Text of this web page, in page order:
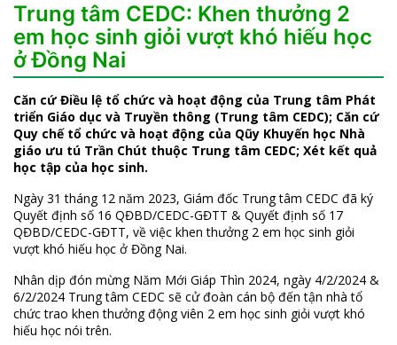
Trung tâm CEDC: Khen thưởng 2
em học sinh giỏi vượt khó hiếu học
ở Đồng Nai
Căn cứ Điều lệ tổ chức và hoạt động của Trung tâm Phát
triển Giáo dục và Truyền thông (Trung tâm CEDC); Căn cứ
Quy chế tổ chức và hoạt động của Qũy Khuyến học Nhà
giáo ưu tú Trần Chút thuộc Trung tâm CEDC; Xét kết quả
học tập của học sinh.
Ngày 31 tháng 12 năm 2023, Giám đốc Trung tâm CEDC đã ký
Quyết định số 16 QĐBD/CEDC-GĐTT & Quyết định số 17
QĐBD/CEDC-GĐTT, về việc khen thưởng 2 em học sinh giỏi
vượt khó hiếu học ở Đồng Nai.
Nhân dịp đón mừng Năm Mới Giáp Thìn 2024, ngày 4/2/2024 &
6/2/2024 Trung tâm CEDC sẽ cử đoàn cán bộ đến tận nhà tổ
chức trao khen thưởng động viên 2 em học sinh giỏi vượt khó
hiếu học nói trên.